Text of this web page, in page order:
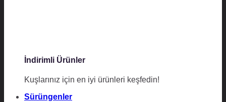
İndirimli Ürünler
Kuşlarınız için en iyi ürünleri keşfedin!
Sürüngenler